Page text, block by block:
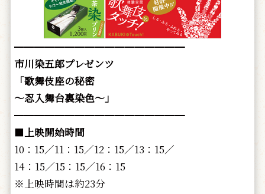
━━━━━━━━━━━━━━━━━
市川染五郎プレゼンツ
「歌舞伎座の秘密
～忍入舞台裏染色～」
━━━━━━━━━━━━━━━━━
■上映開始時間
10：15／11：15／12：15／13：15／
14：15／15：15／16：15
※上映時間は約23分